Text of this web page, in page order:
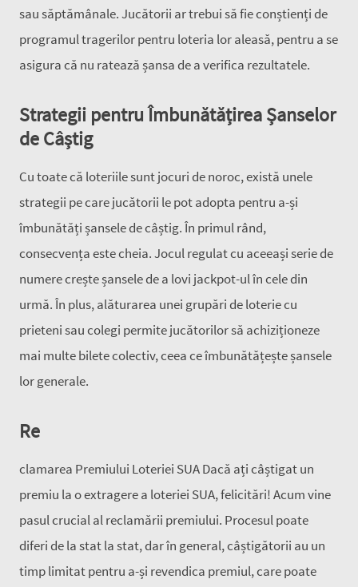
sau săptămânale. Jucătorii ar trebui să fie conștienți de
programul tragerilor pentru loteria lor aleasă, pentru a se
asigura că nu ratează șansa de a verifica rezultatele.
Strategii pentru Îmbunătățirea Șanselor
de Câștig
Cu toate că loteriile sunt jocuri de noroc, există unele
strategii pe care jucătorii le pot adopta pentru a-și
îmbunătăți șansele de câștig. În primul rând,
consecvența este cheia. Jocul regulat cu aceeași serie de
numere crește șansele de a lovi jackpot-ul în cele din
urmă. În plus, alăturarea unei grupări de loterie cu
prieteni sau colegi permite jucătorilor să achiziționeze
mai multe bilete colectiv, ceea ce îmbunătățește șansele
lor generale.
Re
clamarea Premiului Loteriei SUA Dacă ați câștigat un
premiu la o extragere a loteriei SUA, felicitări! Acum vine
pasul crucial al reclamării premiului. Procesul poate
diferi de la stat la stat, dar în general, câștigătorii au un
timp limitat pentru a-și revendica premiul, care poate